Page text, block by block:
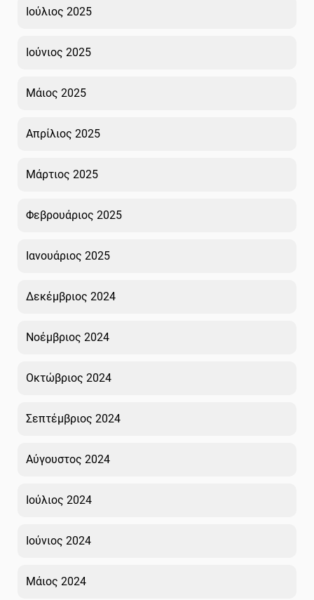
Ιούλιος 2025
Ιούνιος 2025
Μάιος 2025
Απρίλιος 2025
Μάρτιος 2025
Φεβρουάριος 2025
Ιανουάριος 2025
Δεκέμβριος 2024
Νοέμβριος 2024
Οκτώβριος 2024
Σεπτέμβριος 2024
Αύγουστος 2024
Ιούλιος 2024
Ιούνιος 2024
Μάιος 2024